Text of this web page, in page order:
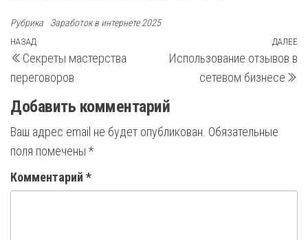
Рубрика Заработок в интернете 2025
Навигация
по
записям
Предыдущая
запись
НАЗАД
Секреты мастерства
переговоров
ДАЛЕЕ
Использование отзывов в
сетевом бизнесе
Добавить комментарий
Ваш адрес email не будет опубликован. Обязательные
поля помечены *
Комментарий *